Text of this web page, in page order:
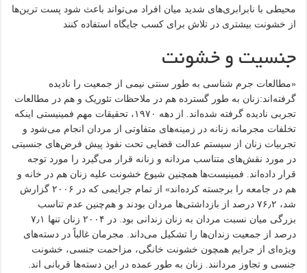
محیطی با نابرابری‌های شدید میان افراد می‌تواند باعث شود پست ترین‌ها
از خشونت بیشتری در تلاش برای کسب جایگاه استفاده کنند
جنسیت و خشونت
«مطالعات جرم شناسی به طور سنتی نیمی از جمعیت را نادیده
گرفته‌اند:زنان به طور گسترده هم در ملاحظات تئوریک و هم در مطالعات
تجربی نادیده گرفته شده‌اند. از دهه ۱۹۷۰، تحقیقات مهم فمینیستی اینکه
تخلفات مجرمانه زنانه در زمینه‌های متفاوتی از مردان انجام می‌شود و
تجربیات زنان از سیستم عدالت قضایی تحت نفوذ پیش فرض‌های جنسیتی
در مورد نقش‌های متناسب مردانه و زنانه قرار می‌گیرد را مورد توجه
قرار داده‌اند. فمینیست‌ها همچنین شیوع خشونت علیه زنان هم در خانه و
هم در جامعه را برجسته کرده‌اند» از تمام جرایمی که در ۲۰۰۶ گزارش
شد، ۷۶٫۲ درصد از بازداشتی‌ها مردان بودند و هم‌چنین عدم تناسب
بزرگی میان نسبت مردان به زنان زندانی بود. در ۲۰۰۴ زنان تنها ۷٫۱
درصد از جمعیت زندان‌ها را تشکیل می‌داند. مجرمان غالباً در دسته‌های
ویژه‌ای از جرایم همچون خشونت خانگی، مزاحمت جنسی، خشونت
جنسی و تجاوز مردانند. زنان به طور عمده در این دسته‌ها قربانی اند.